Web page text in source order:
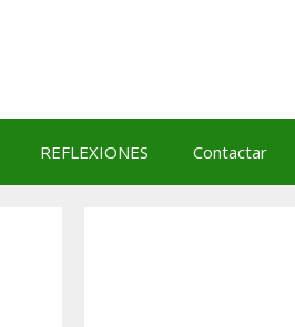
REFLEXIONES Contactar